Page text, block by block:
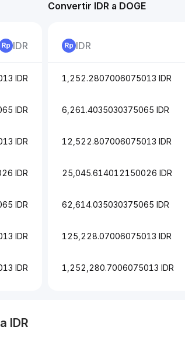
IDR
IDR
IDR
IDR
IDR
IDR
IDR
IDR
Convertir IDR a DOGE
IDR
1,252.2807006075013 IDR
6,261.4035030375065 IDR
12,522.807006075013 IDR
25,045.614012150026 IDR
62,614.035030375065 IDR
125,228.07006075013 IDR
1,252,280.7006075013 IDR
a IDR